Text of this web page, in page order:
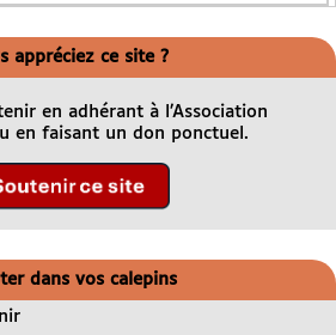
appréciez ce site ?
en adhérant à l’Association
en faisant un don ponctuel.
dans vos calepins